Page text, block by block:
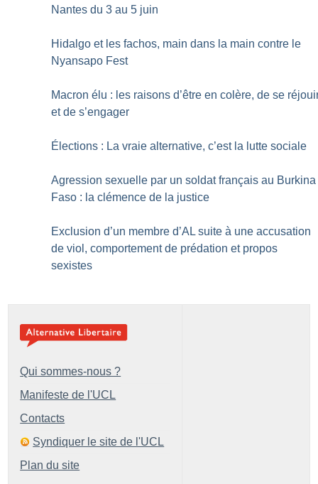
Nantes du 3 au 5 juin
Hidalgo et les fachos, main dans la main contre le
Nyansapo Fest
Macron élu : les raisons d’être en colère, de se
et de s’engager
Élections : La vraie alternative, c’est la lutte sociale
Agression sexuelle par un soldat français au Burkina
Faso : la clémence de la justice
Exclusion d’un membre d’AL suite à une accusation
de viol, comportement de prédation et propos
sexistes
Qui sommes-nous ?
Manifeste de l'UCL
Contacts
Syndiquer le site de l'UCL
Plan du site